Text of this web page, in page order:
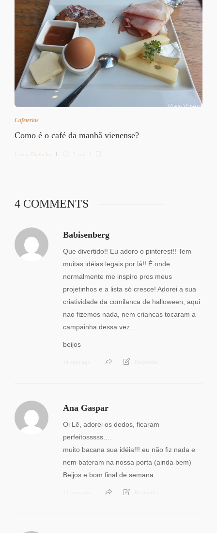
Cafeterias
Como é o café da manhã vienense?
Letícia Diethelm 3 min
4 COMMENTS
Babisenberg
Que divertido!! Eu adoro o pinterest!! Tem
muitas idéias legais por lá!! É onde
normalmente me inspiro pros meus
projetinhos e a lista só cresce! Adorei a sua
criatividade da comilanca de halloween, aqui
nao fizemos nada, nem criancas tocaram a
campainha dessa vez…
beijos
14 anos ago Responder
Ana Gaspar
Oi Lê, adorei os dedos, ficaram
perfeitosssss….
muito bacana sua idéia!!! eu não fiz nada e
nem bateram na nossa porta (ainda bem)
Beijos e bom final de semana
14 anos ago Responder